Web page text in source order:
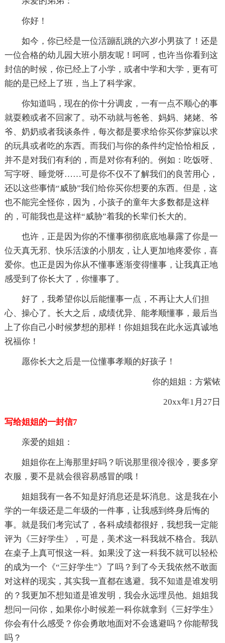
你好！
如今，你已经是一位活蹦乱跳的六岁小男孩了！还是
一位合格的幼儿园大班小朋友呢！呵呵，也许当你看到这
封信的时候，你已经上了小学，或者中学和大学，更有可
能的是已经上了班，当上了科学家。
你知道吗，现在的你十分调皮，一有一点不顺心的事
就耍赖或者不回家了。动不动就与爸爸、妈妈、姥姥、爷
爷、奶奶或者我谈条件，每次都是要求给你买你梦寐以求
的玩具或者吃的东西。而我们与你的条件约定恰恰相反，
并不是对我们有利的，而是对你有利的。例如：吃饭呀、
写字呀、睡觉呀……可是你不仅不了解我们的良苦用心，
还以这些事情“威胁”我们给你买你想要的东西。但是，这
也不能完全怪你，因为，小孩子的童年大多数都是这样
的，可能我也是这样“威胁”着我的长辈们长大的。
也许，正是因为你的不懂事彻彻底底地暴露了你是一
位天真无邪、快乐活泼的小朋友，让人更加地疼爱你，喜
爱你。也正是因为你从不懂事逐渐变得懂事，让我真正地
感受到了你长大了，你懂事了。
好了，我希望你以后能懂事一点，不再让大人们担
心、操心了。长大之后，成绩优异、能孝顺懂事，最后当
上了你自己小时候梦想的那样！你姐姐我在此永远真诚地
祝福你！
愿你长大之后是一位懂事孝顺的好孩子！
你的姐姐：方紫铱
20xx年1月27日
写给姐姐的一封信7
亲爱的姐姐：
姐姐你在上海那里好吗？听说那里很冷很冷，要多穿
衣服，要不是就会很容易感冒的哦！
姐姐我有一各不知是好消息还是坏消息。这是我在小
学的一年级还是二年级的一件事，让我感到终身后悔的
事。就是我们考完试了，各科成绩都很好，我想我一定能
评为《三好学生》，可是，美术这一科我就不格合。我趴
在桌子上真可恨这一科。如果没了这一科我不就可以轻松
的成为一个《“三好学生”》了吗？到了今天我依然不敢面
对这样的现实，其实我一直都在逃避。我不知道是谁发明
的？我更加不想知道是谁发明，我会永远埋员他。姐姐我
想问一问你，如果你小时候差一科你就拿到《三好学生》
你会有什么感受？你会勇敢地面对不会逃避吗？你能帮我
吗？